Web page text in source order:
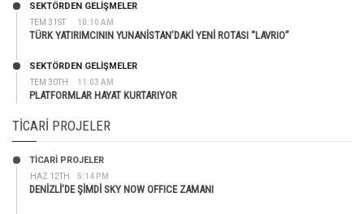
TEM 31ST 10:10 AM
SEKTÖRDEN GELIŞMELER
TÜRK YATIRIMCININ YUNANİSTAN’DAKİ YENİ ROTASI “LAVRIO”
TEM 30TH 11:03 AM
SEKTÖRDEN GELIŞMELER
PLATFORMLAR HAYAT KURTARIYOR
TICARI PROJELER
HAZ 12TH 5:14 PM
TİCARİ PROJELER
DENİZLİ’DE ŞİMDİ SKY NOW OFFICE ZAMANI